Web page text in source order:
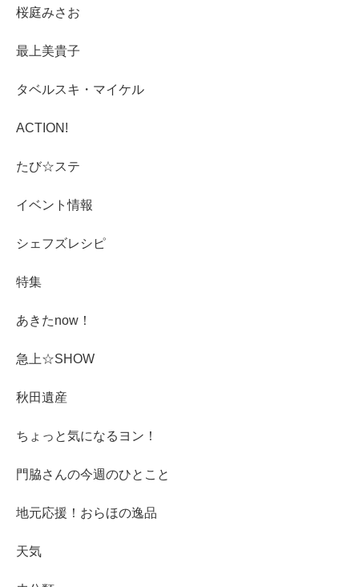
桜庭みさお
最上美貴子
タベルスキ・マイケル
ACTION!
たび☆ステ
イベント情報
シェフズレシピ
特集
あきたnow！
急上☆SHOW
秋田遺産
ちょっと気になるヨン！
門脇さんの今週のひとこと
地元応援！おらほの逸品
天気